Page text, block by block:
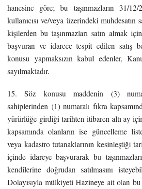
hanesine göre; bu taşınmazların 31/
kullanıcısı ve/veya üzerindeki
kişilerden bu taşınmazları satın almak
başvuran ve idarece tespit edilen satış
konusu yapmaksızın kabul edenler,
sayılmaktadır.
15. Söz konusu maddenin (3)
sahiplerinden (1) numaralı fıkra
yürürlüğe girdiği tarihten itibaren altı ay
kapsamında olanların ise güncelleme
veya kadastro tutanaklarının kesinleştiği
içinde idareye başvurarak bu
kendilerine doğrudan satılmasını
Dolayısıyla mülkiyeti Hazineye ait olan